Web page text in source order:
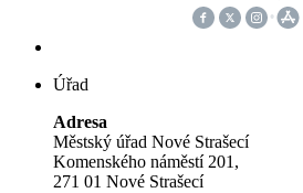
Úřad
Adresa
Městský úřad Nové Strašecí
Komenského náměstí 201,
271 01 Nové Strašecí